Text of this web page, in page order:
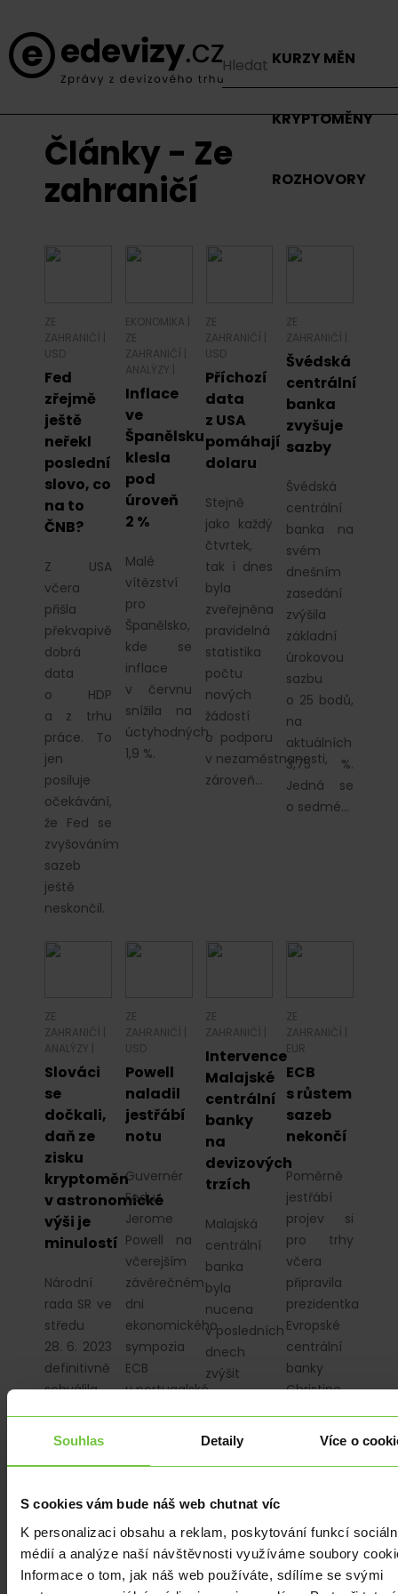
Souhlas Detaily Více o
S cookies vám bude náš web chutnat víc
K personalizaci obsahu a reklam, poskytování funkcí
médií a analýze naší návštěvnosti využíváme soubory
Informace o tom, jak náš web používáte, sdílíme se svými
KURZY MĚN
KRYPTOMĚNY
ROZHOVORY
Články - Ze
zahraničí
ZE
ZAHRANIČÍ
USD
Fed
zřejmě
ještě
neřekl
poslední
slovo, co
na to
ČNB?
Z USA
včera
přišla
překvapivě
dobrá
data
o HDP
a z trhu
práce. To
jen
posiluje
očekávání,
že Fed se
zvyšováním
sazeb
ještě
neskončil.
EKONOMIKA
ZE
ZAHRANIČÍ
ANALÝZY
Inflace
ve
Španělsku
klesla
pod
úroveň
2 %
Malé
vítězství
pro
Španělsko,
kde se
inflace
v červnu
snížila na
úctyhodných
1,9 %.
ZE
ZAHRANIČÍ
USD
Příchozí
data
z USA
pomáhají
dolaru
Stejně
jako každý
čtvrtek,
tak i dnes
byla
zveřejněna
pravidelná
statistika
počtu
nových
žádostí
o podporu
v nezaměstnanosti,
zároveň…
ZE
ZAHRANIČÍ
Švédská
centrální
banka
zvyšuje
sazby
Švédská
centrální
banka na
svém
dnešním
zasedání
zvýšila
základní
úrokovou
sazbu
o 25 bodů,
na
aktuálních
3,75 %.
Jedná se
o sedmé…
ZE
ZAHRANIČÍ
ANALÝZY
Slováci
se
dočkali,
daň ze
zisku
kryptoměn
v astronomické
výši je
minulostí
Národní
rada SR ve
středu
28. 6. 2023
definitivně
schválila
zákona
Potěšilo to
obchodníky
s kryptoměnami,
…
ZE
ZAHRANIČÍ
USD
Powell
naladil
jestřábí
notu
Guvernér
Fedu
Jerome
Powell na
včerejším
závěrečném
dni
ekonomického
sympozia
ECB
v portugalské
jestřábí…
ZE
ZAHRANIČÍ
Intervence
Malajské
centrální
banky
na
devizových
trzích
Malajská
centrální
banka
byla
nucena
v posledních
dnech
zvýšit
intervence
na
devizových
měnu
Hlavním…
ZE
ZAHRANIČÍ
EUR
ECB
s růstem
sazeb
nekončí
Poměrně
jestřábí
projev si
pro trhy
včera
připravila
prezidentka
Evropské
centrální
banky
Christine
která na